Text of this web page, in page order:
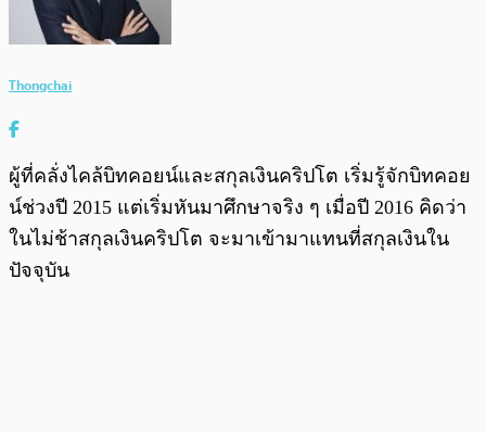
Thongchai
ผู้ที่คลั่งไคล้บิทคอยน์และสกุลเงินคริปโต เริ่มรู้จักบิทคอย
น์ช่วงปี 2015 แต่เริ่มหันมาศึกษาจริง ๆ เมื่อปี 2016 คิดว่า
ในไม่ช้าสกุลเงินคริปโต จะมาเข้ามาแทนที่สกุลเงินใน
ปัจจุบัน